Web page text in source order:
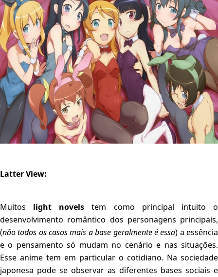
Latter View:
Muitos light novels tem como principal intuito o
desenvolvimento romântico dos personagens principais,
(não todos os casos mais a base geralmente é essa) a essência
e o pensamento só mudam no cenário e nas situações.
Esse anime tem em particular o cotidiano. Na sociedade
japonesa pode se observar as diferentes bases sociais e